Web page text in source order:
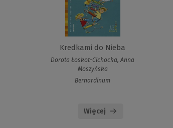
Kredkami do Nieba
Dorota Łoskot-Cichocka, Anna
Moszyńska
Bernardinum
Więcej